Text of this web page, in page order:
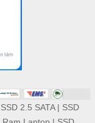
SSD 2.5 SATA| SSD